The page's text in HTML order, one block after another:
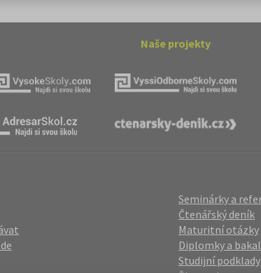
Naše projekty
Seminárky a
Čtenářský deník
Maturitní otázky
Diplomky a
Studijní podklady